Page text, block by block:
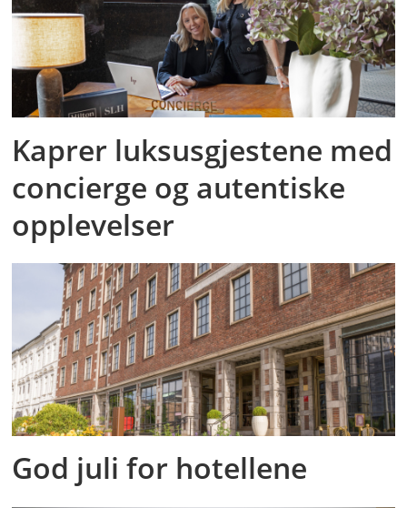
Kaprer luksusgjestene med
concierge og autentiske
opplevelser
God juli for hotellene